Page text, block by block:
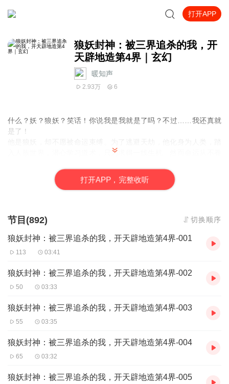
打开APP
狼妖封神：被三界追杀的我，开
天辟地造第4界｜玄幻
暖知声
2.93万 6
什么？妖？狼妖？笑话！你说我是我就是了吗？不过……我还真就
是了！
入人族世界，潜心学习道术，只为求得一线生机。然而命运从不眷
三界的统治者，那位自诩为“神”的存在，将他视为棋子、玩物，甚至
是一场游戏的“主角”。狼天行不甘被操控，不愿成为神手中操控命运
中最后一点温情与自由，他做出了一个惊天动地的决定——既然三
界容不下我，那我就造一界！
从此，天地动荡，三界失衡。神魔惊恐，众生惶惶。他以一己之
力，撕开三界的壁垒，开辟出属于自己的世界。他不是救世主，也
在这场以命为注、以心为棋的博弈中，狼天行一步步走上了逆天改
命的道路。他不是传统意义上的英雄，却用自己的方式，挑战权
威，颠覆秩序。他的世界没有绝对的善恶，只有选择与代价。
《三界容不下我，我就造一界》是一部融合东方玄幻与热血成长的
小说，讲述了一个狼妖从逃避命运到主宰命运的传奇旅程。这里有
道术的玄妙、妖族的悲歌、神权的冷酷，也有人性的挣扎与情感的
作者微小玲珑以细腻的笔触构建出一个宏大而复杂的世界观，将主
角的成长、情感与反抗精神描绘得淋漓尽致。这不仅是一场关于力
如果你厌倦了套路化的修仙文，如果你渴望看到一个真正的“异类”如
打开APP，完整收听
节目(892) 切换顺序
狼妖封神：被三界追杀的我，开天辟地造第4界-001
113 03:41
狼妖封神：被三界追杀的我，开天辟地造第4界-002
50 03:33
狼妖封神：被三界追杀的我，开天辟地造第4界-003
55 03:35
狼妖封神：被三界追杀的我，开天辟地造第4界-004
65 03:32
狼妖封神：被三界追杀的我，开天辟地造第4界-005